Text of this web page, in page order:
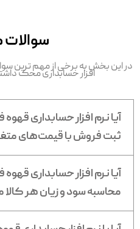
سوالات
در این بخش به برخی از مهم ترین
افزار حسابداری محک
آیا نرم افزار حسابداری
ثبت فروش با قیمت‌های
آیا نرم افزار حسابداری
محاسبه سود و زیان هر